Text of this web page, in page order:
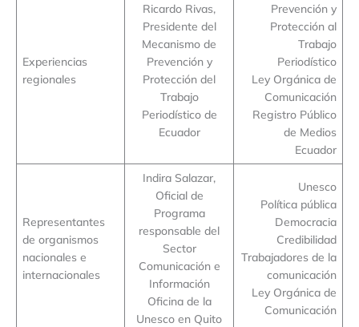
Experiencias
regionales
Ricardo Rivas,
Presidente del
Mecanismo de
Prevención y
Protección del
Trabajo
Periodístico de
Ecuador
Prevención y
Protección al
Trabajo
Periodístico
Ley Orgánica de
Comunicación
Registro Público
de Medios
Ecuador
Representantes
de organismos
nacionales e
internacionales
Indira Salazar,
Oficial de
Programa
responsable del
Sector
Comunicación e
Información
Oficina de la
Unesco en Quito
Unesco
Política pública
Democracia
Credibilidad
Trabajadores de la
comunicación
Ley Orgánica de
Comunicación